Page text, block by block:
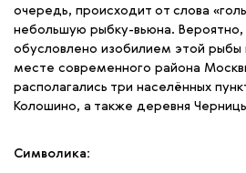
очередь, происходит от слова
небольшую рыбку-вьюна. Вероятно,
обусловлено изобилием этой рыбы
месте современного района
располагались три населённых
Колошино, а также деревня
Символика: